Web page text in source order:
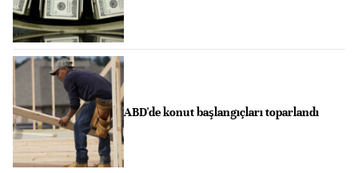
ABD'de konut başlangıçları toparlandı